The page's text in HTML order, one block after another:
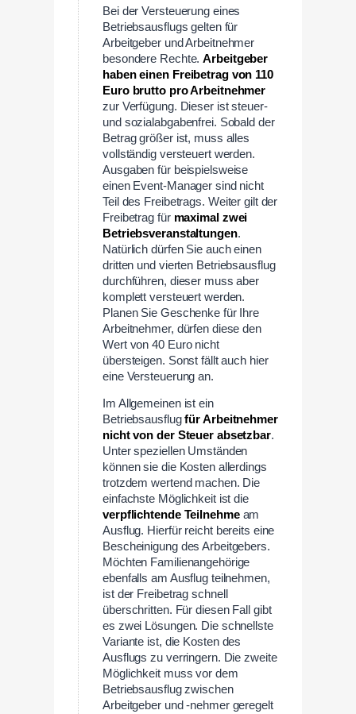
Bei der Versteuerung eines
Betriebsausflugs gelten für
Arbeitgeber und Arbeitnehmer
besondere Rechte.Arbeitgeber
haben einen Freibetrag von 110
Euro brutto pro Arbeitnehmer
zur Verfügung. Dieser ist steuer-
und sozialabgabenfrei. Sobald der
Betrag größer ist, muss alles
vollständig versteuert werden.
Ausgaben für beispielsweise
einen Event-Manager sind nicht
Teil des Freibetrags. Weiter gilt der
Freibetrag für maximal zwei
Betriebsveranstaltungen.
Natürlich dürfen Sie auch einen
dritten und vierten Betriebsausflug
durchführen, dieser muss aber
komplett versteuert werden.
Planen Sie Geschenke für Ihre
Arbeitnehmer, dürfen diese den
Wert von 40 Euro nicht
übersteigen. Sonst fällt auch hier
eine Versteuerung an.
Im Allgemeinen ist ein
Betriebsausflugfür Arbeitnehmer
nicht von der Steuer absetzbar.
Unter speziellen Umständen
können sie die Kosten allerdings
trotzdem wertend machen. Die
einfachste Möglichkeit ist die
verpflichtende Teilnehmeam
Ausflug. Hierfür reicht bereits eine
Bescheinigung des Arbeitgebers.
Möchten Familienangehörige
ebenfalls am Ausflug teilnehmen,
ist der Freibetrag schnell
überschritten. Für diesen Fall gibt
es zwei Lösungen. Die schnellste
Variante ist, die Kosten des
Ausflugs zu verringern. Die zweite
Möglichkeit muss vor dem
Betriebsausflug zwischen
Arbeitgeber und -nehmer geregelt